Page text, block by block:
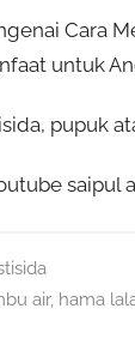
Cara
untuk
pupuk
saipul
air, hama